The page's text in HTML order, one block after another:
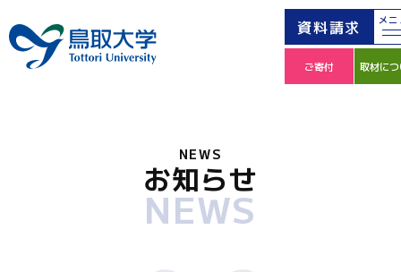
資料請求 メ
ご寄付 取材に
NEWS
お知らせ
NEWS